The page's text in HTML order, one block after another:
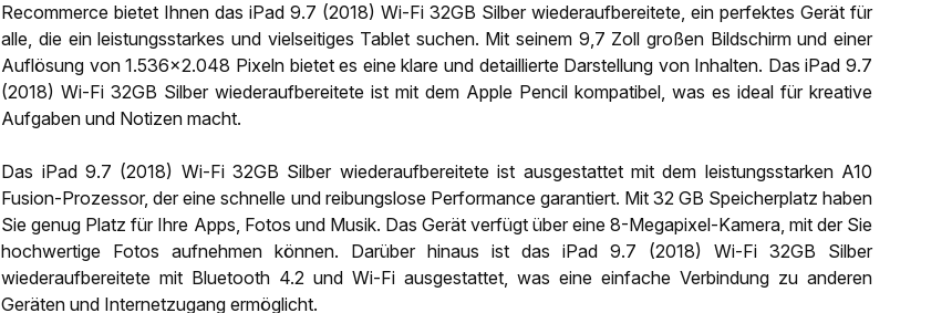
Recommerce bietet Ihnen das iPad 9.7 (2018) Wi-Fi 32GB Silber wiederaufbereitete, ein perfektes Gerät für
alle, die ein leistungsstarkes und vielseitiges Tablet suchen. Mit seinem 9,7 Zoll großen Bildschirm und einer
Auflösung von 1.536x2.048 Pixeln bietet es eine klare und detaillierte Darstellung von Inhalten. Das iPad 9.7
(2018) Wi-Fi 32GB Silber wiederaufbereitete ist mit dem Apple Pencil kompatibel, was es ideal für kreative
Aufgaben und Notizen macht.
Das iPad 9.7 (2018) Wi-Fi 32GB Silber wiederaufbereitete ist ausgestattet mit dem leistungsstarken A10
Fusion-Prozessor, der eine schnelle und reibungslose Performance garantiert. Mit 32 GB Speicherplatz haben
Sie genug Platz für Ihre Apps, Fotos und Musik. Das Gerät verfügt über eine 8-Megapixel-Kamera, mit der Sie
hochwertige Fotos aufnehmen können. Darüber hinaus ist das iPad 9.7 (2018) Wi-Fi 32GB Silber
wiederaufbereitete mit Bluetooth 4.2 und Wi-Fi ausgestattet, was eine einfache Verbindung zu anderen
Geräten und Internetzugang ermöglicht.